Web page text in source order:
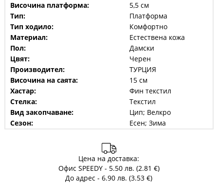
Височина платформа:
5,5 см
Тип:
Платформа
Тип ходило:
Комфортно
Материал:
Естествена кожа
Пол:
Дамски
Цвят:
Черен
Производител:
ТУРЦИЯ
Височина на саята:
15 см
Хастар:
Фин текстил
Стелка:
Текстил
Вид закопчаване:
Цип; Велкро
Сезон:
Есен; Зима
Цена на доставка:
Офис SPEEDY - 5.50 лв. (2.81 €)
До адрес - 6.90 лв. (3.53 €)